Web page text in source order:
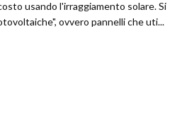
usando l'irraggiamento solare. Si
ovvero pannelli che uti...